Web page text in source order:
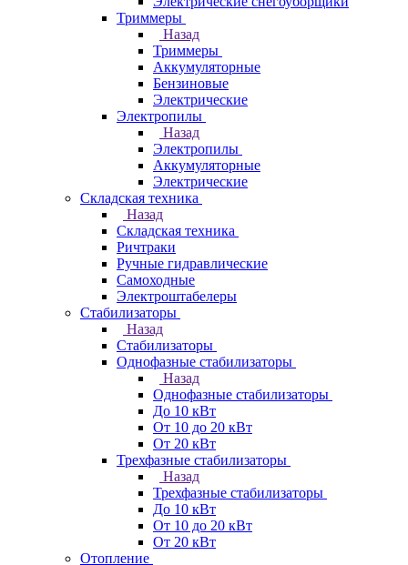
Триммеры
Назад
Триммеры
Аккумуляторные
Бензиновые
Электрические
Электропилы
Назад
Электропилы
Аккумуляторные
Электрические
Складская техника
Назад
Складская техника
Ричтраки
Ручные гидравлические
Самоходные
Электроштабелеры
Стабилизаторы
Назад
Стабилизаторы
Однофазные стабилизаторы
Назад
Однофазные стабилизаторы
До 10 кВт
От 10 до 20 кВт
От 20 кВт
Трехфазные стабилизаторы
Назад
Трехфазные стабилизаторы
До 10 кВт
От 10 до 20 кВт
От 20 кВт
Отопление